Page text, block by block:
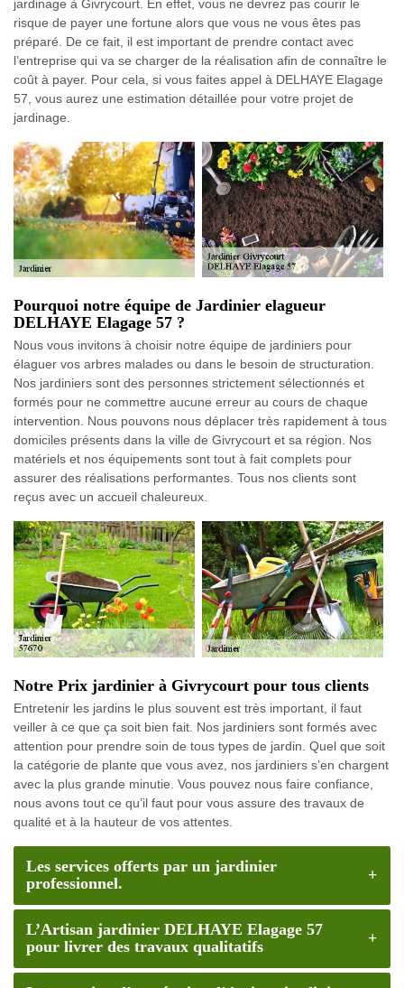
jardinage à Givrycourt. En effet, vous ne devrez pas courir le
risque de payer une fortune alors que vous ne vous êtes pas
préparé. De ce fait, il est important de prendre contact avec
l’entreprise qui va se charger de la réalisation afin de connaître le
coût à payer. Pour cela, si vous faites appel à DELHAYE Elagage
57, vous aurez une estimation détaillée pour votre projet de
jardinage.
Pourquoi notre équipe de Jardinier elagueur
DELHAYE Elagage 57 ?
Nous vous invitons à choisir notre équipe de jardiniers pour
élaguer vos arbres malades ou dans le besoin de structuration.
Nos jardiniers sont des personnes strictement sélectionnés et
formés pour ne commettre aucune erreur au cours de chaque
intervention. Nous pouvons nous déplacer très rapidement à tous
domiciles présents dans la ville de Givrycourt et sa région. Nos
matériels et nos équipements sont tout à fait complets pour
assurer des réalisations performantes. Tous nos clients sont
reçus avec un accueil chaleureux.
Notre Prix jardinier à Givrycourt pour tous clients
Entretenir les jardins le plus souvent est très important, il faut
veiller à ce que ça soit bien fait. Nos jardiniers sont formés avec
attention pour prendre soin de tous types de jardin. Quel que soit
la catégorie de plante que vous avez, nos jardiniers s’en chargent
avec la plus grande minutie. Vous pouvez nous faire confiance,
nous avons tout ce qu’il faut pour vous assure des travaux de
qualité et à la hauteur de vos attentes.
Les services offerts par un jardinier
professionnel.
L’Artisan jardinier DELHAYE Elagage 57
pour livrer des travaux qualitatifs